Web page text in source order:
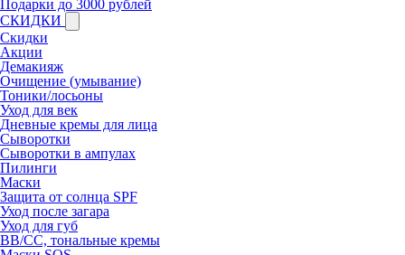
Подарки до 3000 рублей
СКИДКИ
Скидки
Акции
Демакияж
Очищение (умывание)
Тоники/лосьоны
Уход для век
Дневные кремы для лица
Сыворотки
Сыворотки в ампулах
Пилинги
Маски
Защита от солнца SPF
Уход после загара
Уход для губ
BB/CC, тональные кремы